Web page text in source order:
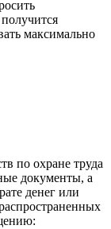
максимально
по охране труда
документы, а
денег или